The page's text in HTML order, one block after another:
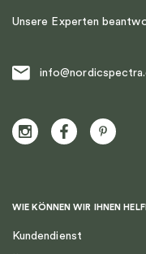
Unsere Experten
WIE KÖNNEN WIR IHNEN
Kundendienst